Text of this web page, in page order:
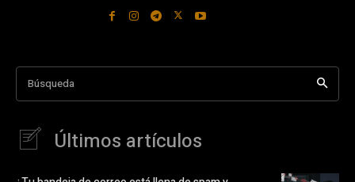
Búsqueda
Últimos artículos